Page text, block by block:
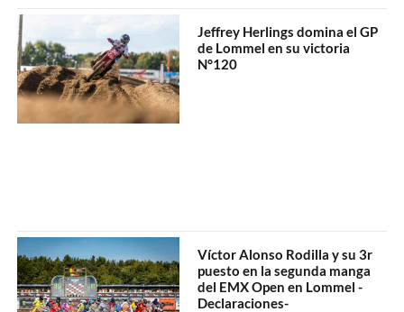
Jeffrey Herlings domina el GP
de Lommel en su victoria
N°120
Víctor Alonso Rodilla y su 3r
puesto en la segunda manga
del EMX Open en Lommel -
Declaraciones-